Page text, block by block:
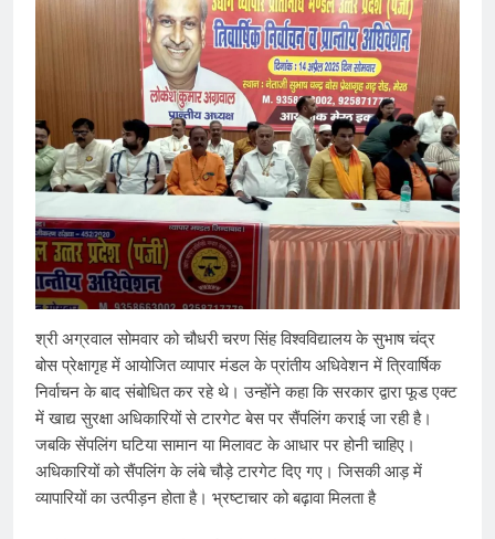
श्री अग्रवाल सोमवार को चौधरी चरण सिंह विश्वविद्यालय के सुभाष चंद्र
बोस प्रेक्षागृह में आयोजित व्यापार मंडल के प्रांतीय अ​धिवेशन में त्रिवार्षिक
निर्वाचन के बाद संबोधित कर रहे थे। उन्होंने कहा कि सरकार द्वारा फूड एक्ट
में खाद्य सुरक्षा अधिकारियों से टारगेट बेस पर सैंपलिंग कराई जा रही है।
जबकि सेंपलिंग घटिया सामान या मिलावट के आधार पर होनी चाहिए।
अधिकारियों को सैंपलिंग के लंबे चौड़े टारगेट दिए गए। जिसकी आड़ में
व्यापारियों का उत्पीड़न होता है। भ्रष्टाचार को बढ़ावा मिलता है